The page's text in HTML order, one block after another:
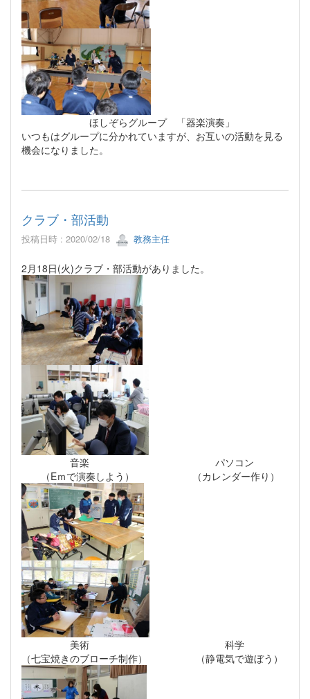
ほしぞらグループ 「器楽演奏」
いつもはグループに分かれていますが、お互いの活動を見る
機会になりました。
クラブ・部活動
投稿日時 : 2020/02/18 教務主任
2月18日(火)クラブ・部活動がありました。
音楽 パソコン
（Eｍで演奏しよう） （カレンダー作り）
美術 科学
（七宝焼きのブローチ制作） （静電気で遊ぼう）